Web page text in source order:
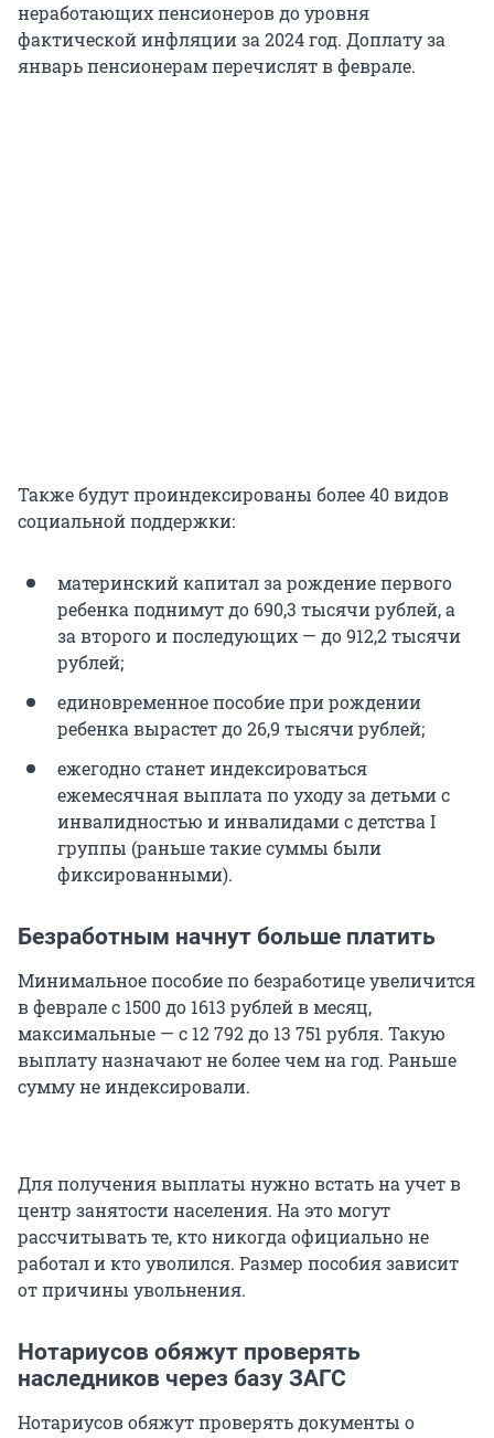
неработающих пенсионеров до уровня
фактической инфляции за 2024 год. Доплату за
январь пенсионерам перечислят в феврале.
Также будут проиндексированы более 40 видов
социальной поддержки:
материнский капитал за рождение первого
ребенка поднимут до 690,3 тысячи рублей, а
за второго и последующих — до 912,2 тысячи
рублей;
единовременное пособие при рождении
ребенка вырастет до 26,9 тысячи рублей;
ежегодно станет индексироваться
ежемесячная выплата по уходу за детьми с
инвалидностью и инвалидами с детства I
группы (раньше такие суммы были
фиксированными).
Безработным начнут больше платить
Минимальное пособие по безработице увеличится
в феврале с 1500 до 1613 рублей в месяц,
максимальные — с 12 792 до 13 751 рубля. Такую
выплату назначают не более чем на год. Раньше
сумму не индексировали.
Для получения выплаты нужно встать на учет в
центр занятости населения. На это могут
рассчитывать те, кто никогда официально не
работал и кто уволился. Размер пособия зависит
от причины увольнения.
Нотариусов обяжут проверять
наследников через базу ЗАГС
Нотариусов обяжут проверять документы о